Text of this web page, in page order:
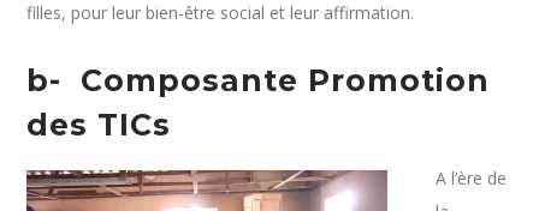
filles, pour leur bien-être social et leur affirmation.
b- Composante Promotion
des TICs
A l’ère de